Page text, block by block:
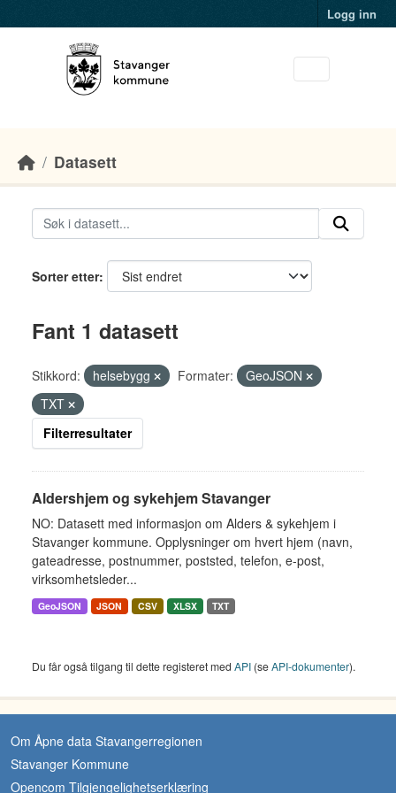
Logg inn
Datasett
Sorter etter
Fant 1 datasett
Stikkord: helsebygg Formater:
GeoJSON
TXT
Filterresultater
Aldershjem og sykehjem Stavanger
NO: Datasett med informasjon om Alders & sykehjem i
Stavanger kommune. Opplysninger om hvert hjem (navn,
gateadresse, postnummer, poststed, telefon, e-post,
virksomhetsleder...
GeoJSON JSON CSV XLSX TXT
Du får også tilgang til dette registeret med API (seAPI-dokumenter).
Om Åpne data Stavangerregionen
Stavanger Kommune
Opencom Tilgjengelighetserklæring